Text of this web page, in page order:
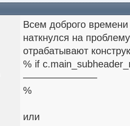
Всем доброго времени
наткнулся на
отрабатывают
% if
———————–
%
или